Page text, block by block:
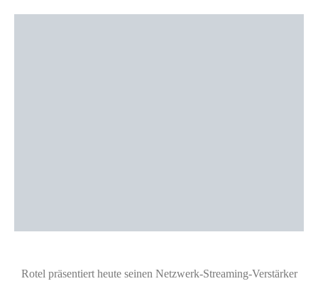
Rotel präsentiert heute seinen Netzwerk-Streaming-Verstärker